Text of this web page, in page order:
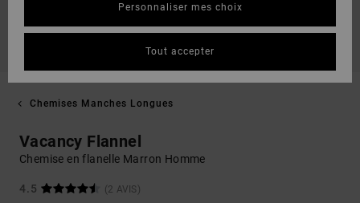
Chemises Manches Longues
Vacancy Flannel
Chemise en flanelle Marron Homme
4.5 (2 AVIS)
Personnaliser mes choix
Tout accepter